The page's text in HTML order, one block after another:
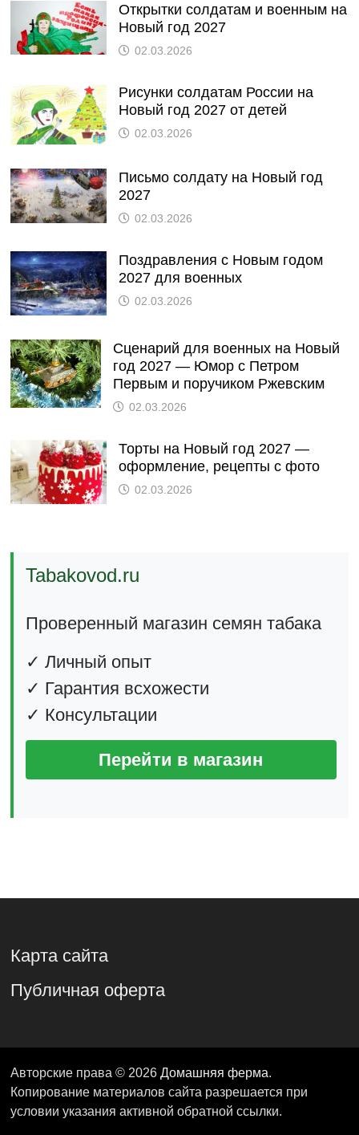
Открытки солдатам и военным на
Новый год 2027
02.03.2026
Рисунки солдатам России на
Новый год 2027 от детей
02.03.2026
Письмо солдату на Новый год
2027
02.03.2026
Поздравления с Новым годом
2027 для военных
02.03.2026
Сценарий для военных на Новый
год 2027 — Юмор с Петром
Первым и поручиком Ржевским
02.03.2026
Торты на Новый год 2027 —
оформление, рецепты с фото
02.03.2026
Tabakovod.ru
Проверенный магазин семян табака
✓ Личный опыт
✓ Гарантия всхожести
✓ Консультации
Перейти в магазин
Карта сайта
Публичная оферта
Авторские права © 2026 Домашняя ферма.
Копирование материалов сайта разрешается при
условии указания активной обратной ссылки.